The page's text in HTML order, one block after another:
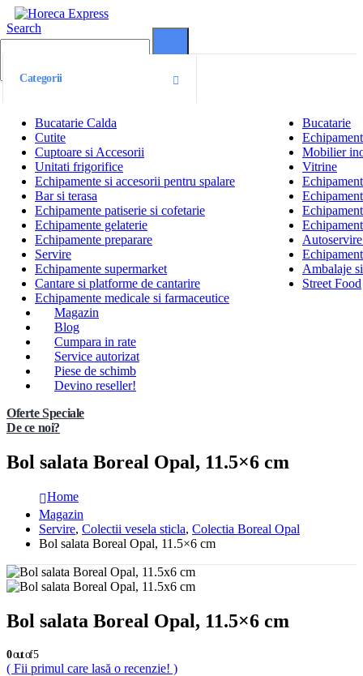
Search
Categorii
Bucatarie Calda
Bucatarie
Cutite
Cuptoare si Accesorii
Mobilier
Unitati frigorifice
Vitrine
Echipamente si accesorii pentru spalare
Bar si terasa
Echipamente patiserie si cofetarie
Echipamente gelaterie
Echipamente preparare
Servire
Echipamente supermarket
Ambalaje
Cantare si platforme de cantarire
Street Food
Echipamente medicale si farmaceutice
Magazin
Blog
Cumpara in rate
Service autorizat
Piese de schimb
Devino reseller!
Oferte Speciale
De ce noi?
Bol salata Boreal Opal, 11.5×6 cm
Home
Magazin
Servire, Colectii vesela sticla, Colectia Boreal Opal
Bol salata Boreal Opal, 11.5×6 cm
Bol salata Boreal Opal, 11.5×6 cm
0out of 5
( Fii primul care lasă o recenzie! )